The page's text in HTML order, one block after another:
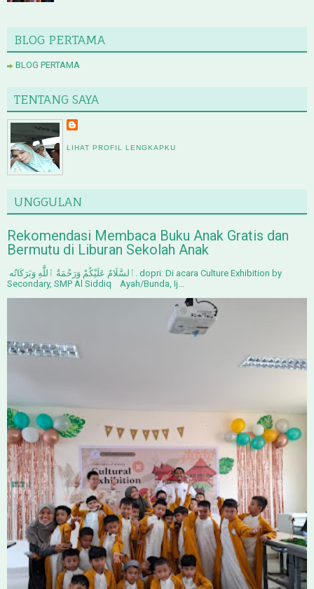
BLOG PERTAMA
BLOG PERTAMA
TENTANG SAYA
LIHAT PROFIL LENGKAPKU
UNGGULAN
Rekomendasi Membaca Buku Anak Gratis dan
Bermutu di Liburan Sekolah Anak
Secondary, SMP Al Siddiq Ayah/Bunda, Ij...